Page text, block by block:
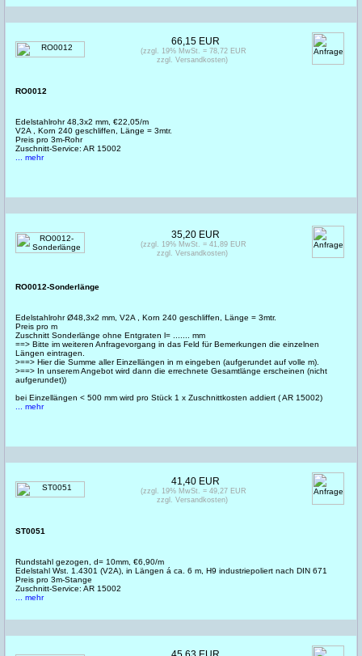
RO0012
Edelstahlrohr 48,3x2 mm, €22,05/m
V2A , Korn 240 geschliffen, Länge = 3mtr.
Preis pro 3m-Rohr
Zuschnitt-Service: AR 15002
... mehr
66,15 EUR
(zzgl. 19% MwSt. = 78,72 EUR
zzgl. Versandkosten)
RO0012-Sonderlänge
Edelstahlrohr Ø48,3x2 mm, V2A , Korn 240 geschliffen, Länge = 3mtr.
Preis pro m
Zuschnitt Sonderlänge ohne Entgraten l= ....... mm
==> Bitte im weiteren Anfragevorgang in das Feld für Bemerkungen die einzelnen
Längen eintragen.
>==> Hier die Summe aller Einzellängen in m eingeben (aufgerundet auf volle m).
>==> In unserem Angebot wird dann die errechnete Gesamtlänge erscheinen (nicht
aufgerundet))
bei Einzellängen < 500 mm wird pro Stück 1 x Zuschnittkosten addiert ( AR 15002)
... mehr
35,20 EUR
(zzgl. 19% MwSt. = 41,89 EUR
zzgl. Versandkosten)
ST0051
Rundstahl gezogen, d= 10mm, €6,90/m
Edelstahl Wst. 1.4301 (V2A), in Längen á ca. 6 m, H9 industriepoliert nach DIN 671
Preis pro 3m-Stange
Zuschnitt-Service: AR 15002
... mehr
41,40 EUR
(zzgl. 19% MwSt. = 49,27 EUR
zzgl. Versandkosten)